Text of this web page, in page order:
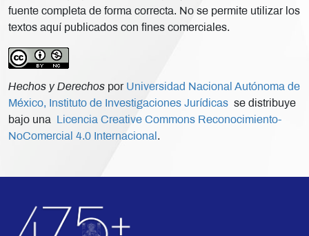
fuente completa de forma correcta. No se permite utilizar los
textos aquí publicados con fines comerciales.
Hechos y Derechos por Universidad Nacional Autónoma de
México, Instituto de Investigaciones Jurídicas se distribuye
bajo una
Licencia Creative Commons Reconocimiento-
NoComercial 4.0 Internacional .